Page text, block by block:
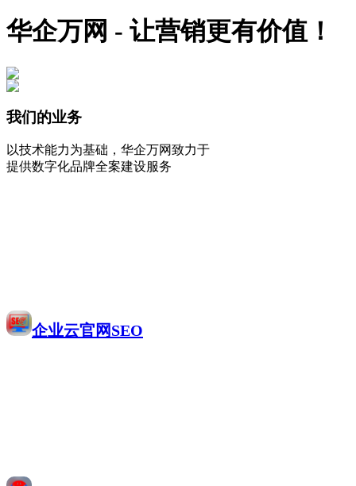
华企万网 - 让营销更有价值！
我们的业务
以技术能力为基础，华企万网致力于
提供数字化品牌全案建设服务
企业云官网SEO